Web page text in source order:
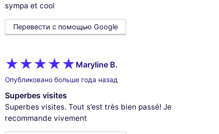
sympa et cool
Перевести с помощью Google
Maryline B.
Опубликовано больше года назад
Superbes visites
Superbes visites. Tout s’est très bien passé! Je
recommande vivement